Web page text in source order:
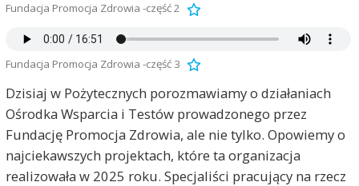
Fundacja Promocja Zdrowia -część 2
Fundacja Promocja Zdrowia -część 3
Dzisiaj w Pożytecznych porozmawiamy o działaniach
Ośrodka Wsparcia i Testów prowadzonego przez
Fundację Promocja Zdrowia, ale nie tylko. Opowiemy o
najciekawszych projektach, które ta organizacja
realizowała w 2025 roku. Specjaliści pracujący na rzecz